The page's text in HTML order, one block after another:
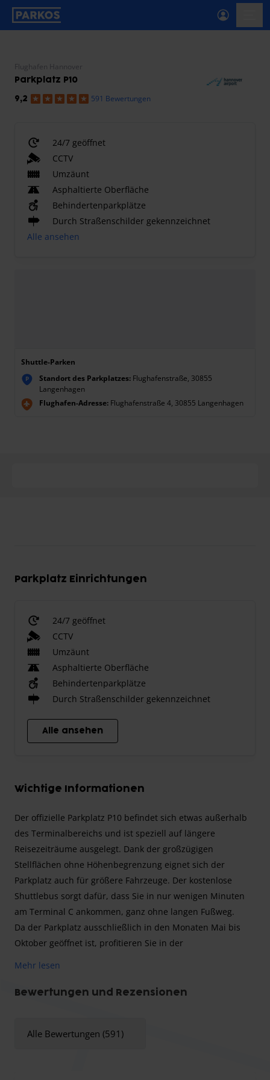
beschriftung-für-primäre-navigation
Flughafen Hannover
Parkplatz P10
9,2 591 Bewertungen
24/7 geöffnet
CCTV
Umzäunt
Asphaltierte Oberfläche
Behindertenparkplätze
Durch Straßenschilder gekennzeichnet
Alle ansehen
Shuttle-Parken
P Standort des Parkplatzes: Flughafenstraße, 30855
Langenhagen
Flughafen-Adresse: Flughafenstraße 4, 30855 Langenhagen
Parkplatz Einrichtungen
24/7 geöffnet
CCTV
Umzäunt
Asphaltierte Oberfläche
Behindertenparkplätze
Durch Straßenschilder gekennzeichnet
Alle ansehen
Wichtige Informationen
Der offizielle Parkplatz P10 befindet sich etwas außerhalb
des Terminalbereichs und ist speziell auf längere
Reisezeiträume ausgelegt. Dank der großzügigen
Stellflächen ohne Höhenbegrenzung eignet sich der
Parkplatz auch für größere Fahrzeuge. Der kostenlose
Shuttlebus sorgt dafür, dass Sie in nur wenigen Minuten
am Terminal C ankommen, ganz ohne langen Fußweg.
Da der Parkplatz ausschließlich in den Monaten Mai bis
Oktober geöffnet ist, profitieren Sie in der
Flughafens Hannover und richtet sich besonders an
Mehr lesen
Bewertungen und Rezensionen
Alle Bewertungen (591)